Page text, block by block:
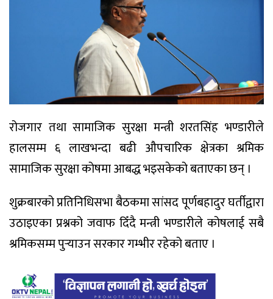
रोजगार तथा सामाजिक सुरक्षा मन्त्री शरतसिंह भण्डारीले
हालसम्म ६ लाखभन्दा बढी औपचारिक क्षेत्रका श्रमिक
सामाजिक सुरक्षा कोषमा आबद्ध भइसकेको बताएका छन् ।
शुक्रबारको प्रतिनिधिसभा बैठकमा सांसद पूर्णबहादुर घर्तीद्वारा
उठाइएका प्रश्नको जवाफ दिँदै मन्त्री भण्डारीले कोषलाई सबै
श्रमिकसम्म पुर्‍याउन सरकार गम्भीर रहेको बताए ।